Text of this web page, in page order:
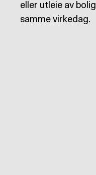
eller utleie av
samme virkedag.